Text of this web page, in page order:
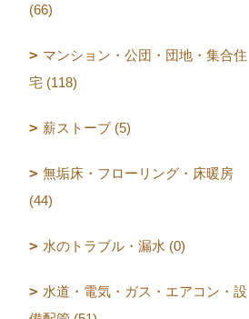
(66)
マンション・公団・団地・集合住
宅 (118)
薪ストーブ (5)
無垢床・フローリング・床暖房
(44)
水のトラブル・漏水 (0)
水道・電気・ガス・エアコン・設